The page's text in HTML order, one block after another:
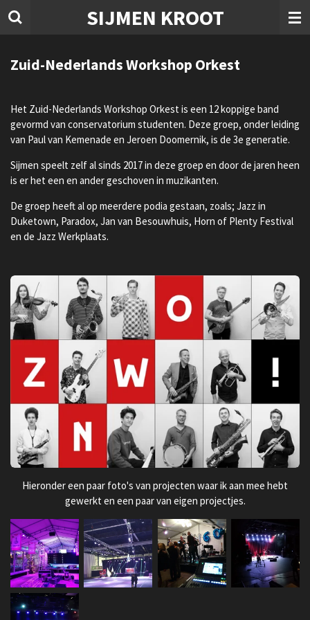
Ga
de
SIJMEN KROOT
Zuid-Nederlands Workshop Orkest
Het Zuid-Nederlands Workshop Orkest is een 12 koppige band
gevormd van conservatorium studenten. Deze groep, onder leiding
van Paul van Kemenade en Jeroen Doomernik, is de 3e generatie.
Sijmen speelt zelf al sinds 2017 in deze groep en door de jaren heen
is er het een en ander geschoven in muzikanten.
De groep heeft al op meerdere podia gestaan, zoals; Jazz in
Duketown, Paradox, Jan van Besouwhuis, Horn of Plenty Festival
en de Jazz Werkplaats.
Hieronder een paar foto's van projecten waar ik aan mee hebt
gewerkt en een paar van eigen projectjes.